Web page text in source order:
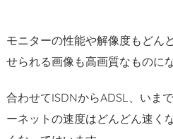
モニターの性能や解像度もどん
せられる画像も高画質なものに
合わせてISDNからADSL、いま
ーネットの速度はどんどん速く